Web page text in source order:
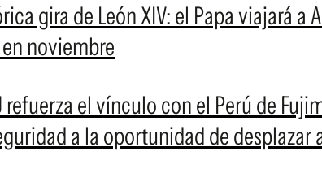
gira de León XIV: el Papa viajará a
noviembre
refuerza el vínculo con el Perú de
a la oportunidad de desplazar